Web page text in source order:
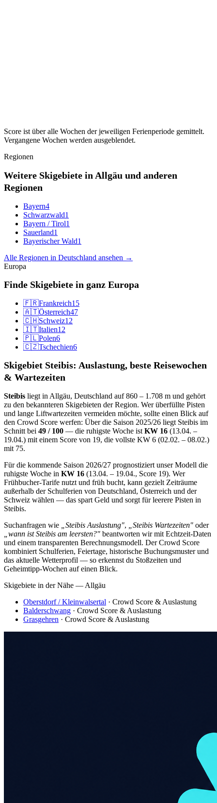
Score ist über alle Wochen der jeweiligen Ferienperiode gemittelt.
Vergangene Wochen werden ausgeblendet.
Regionen
Weitere Skigebiete in Allgäu und anderen
Regionen
Bayern4
Schwarzwald1
Bayern / Tirol1
Sauerland1
Bayerischer Wald1
Alle Regionen in Deutschland ansehen →
Europa
Finde Skigebiete in ganz Europa
🇫🇷Frankreich15
🇦🇹Österreich47
🇨🇭Schweiz12
🇮🇹Italien12
🇵🇱Polen6
🇨🇿Tschechien6
Skigebiet Steibis: Auslastung, beste Reisewochen
& Wartezeiten
Steibis liegt in Allgäu, Deutschland auf 860 – 1.708 m und gehört
zu den bekannteren Skigebieten der Region. Wer überfüllte Pisten
und lange Liftwartezeiten vermeiden möchte, sollte einen Blick auf
den Crowd Score werfen: Über die Saison 2025/26 liegt Steibis im
Schnitt bei 49 / 100 — die ruhigste Woche ist KW 16 (13.04. –
19.04.) mit einem Score von 19, die vollste KW 6 (02.02. – 08.02.)
mit 75.
Für die kommende Saison 2026/27 prognostiziert unser Modell die
ruhigste Woche in KW 16 (13.04. – 19.04., Score 19). Wer
Frühbucher-Tarife nutzt und früh bucht, kann gezielt Zeiträume
außerhalb der Schulferien von Deutschland, Österreich und der
Schweiz wählen — das spart Geld und sorgt für leerere Pisten in
Steibis.
Suchanfragen wie
„Steibis Auslastung", „Steibis Wartezeiten" oder
„wann ist Steibis am leersten?" beantworten wir mit Echtzeit-Daten
und einem transparenten Berechnungsmodell. Der Crowd Score
kombiniert Schulferien, Feiertage, historische Buchungsmuster und
das aktuelle Wetterprofil — so erkennst du Stoßzeiten und
Geheimtipp-Wochen auf einen Blick.
Skigebiete in der Nähe — Allgäu
Oberstdorf / Kleinwalsertal · Crowd Score & Auslastung
Balderschwang · Crowd Score & Auslastung
Grasgehren · Crowd Score & Auslastung